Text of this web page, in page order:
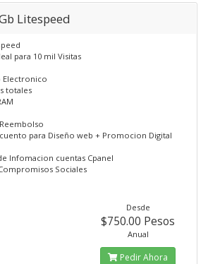
Litespeed
para 10 mil Visitas
Electronico
totales
para Diseño web + Promocion Digital
Infomacion cuentas Cpanel
Sociales
Desde
$750.00 Pesos
Anual
Pedir Ahora